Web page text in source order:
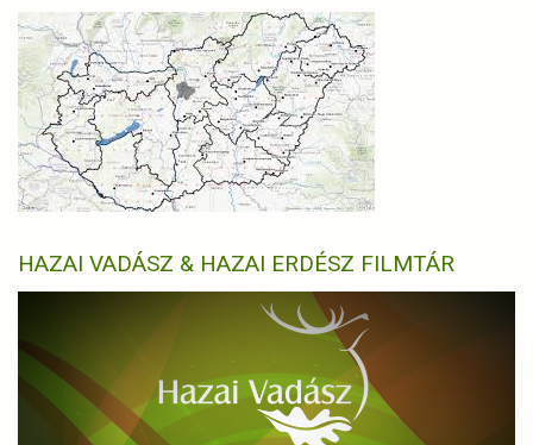
HAZAI VADÁSZ & HAZAI ERDÉSZ FILMTÁR